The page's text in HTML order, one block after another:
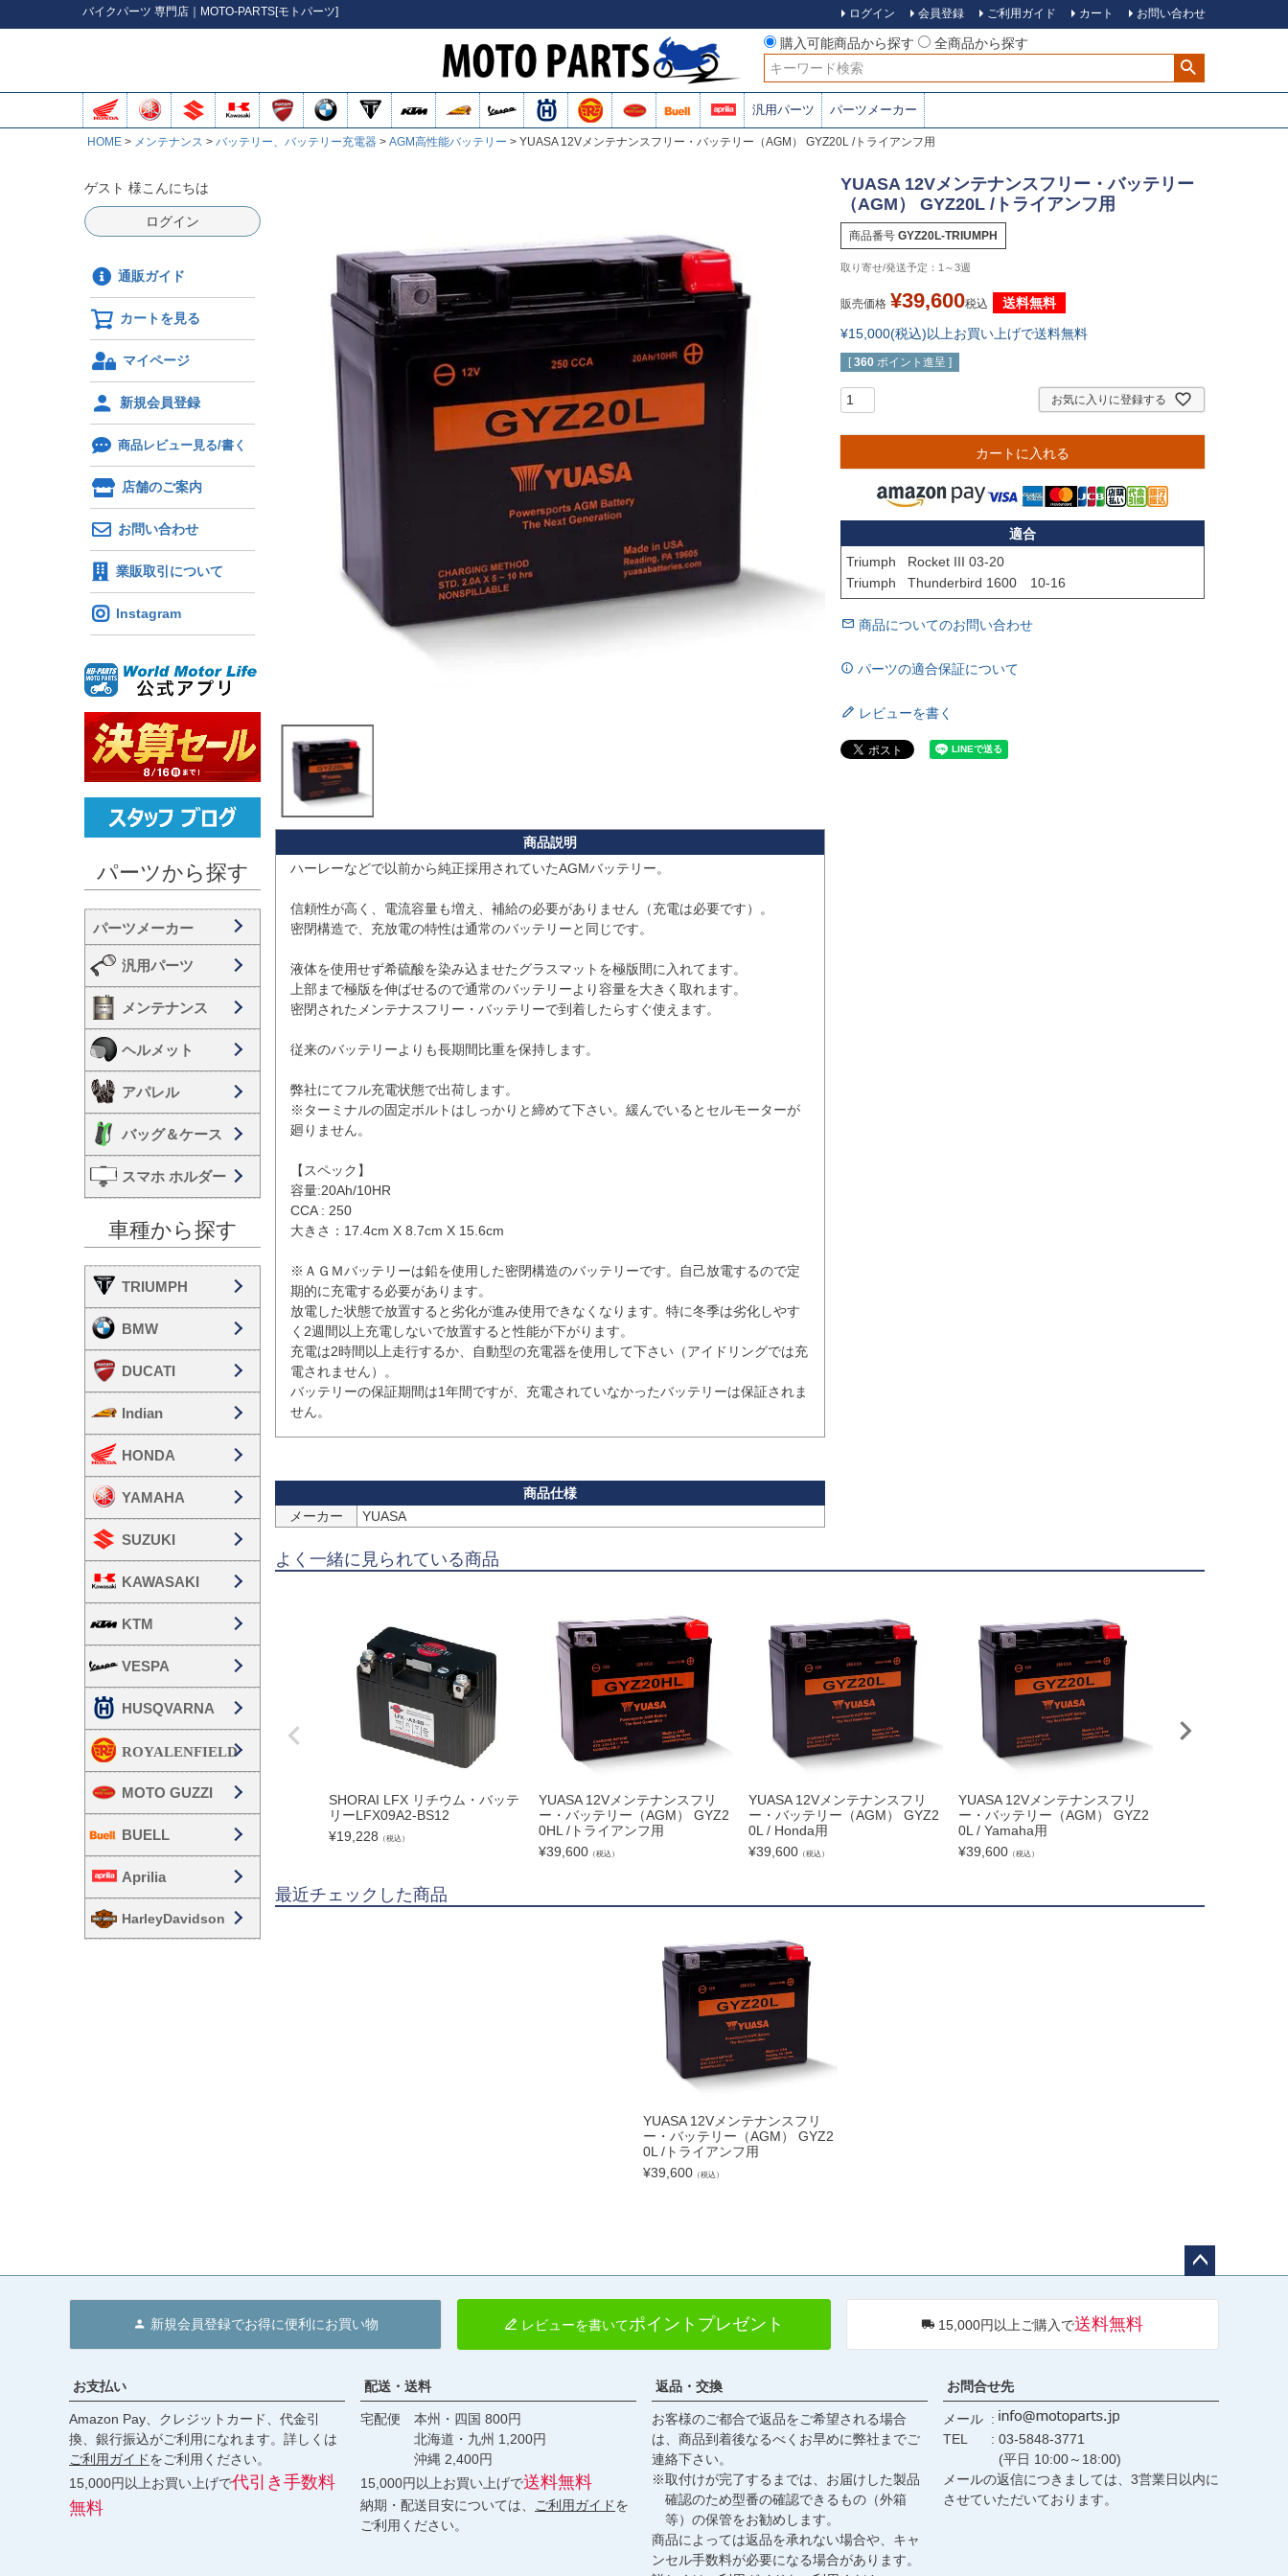
バイクパーツ 専門店｜MOTO-PARTS[モトパーツ] ログイン 会員登録 ご利用ガイド カート お問い合わせ
購入可能商品から探す
全商品から探す
検索
汎用パーツ パーツメーカー
HOME メンテナンス バッテリー、バッテリー充電器 AGM高性能バッテリー YUASA 12Vメンテナンスフリー・バッテリー（AGM） GYZ20L /トライアンフ用
ゲスト 様こんにちは
ログイン
通販ガイド
カートを見る
マイページ
新規会員登録
商品レビュー見る/書く
店舗のご案内
お問い合わせ
業販取引について
Instagram
パーツから探す
汎用パーツ
メンテナンス
ヘルメット
アパレル
バッグ＆ケース
スマホ ホルダー
車種から探す
TRIUMPH
BMW
DUCATI
Indian
HONDA
YAMAHA
SUZUKI
KAWASAKI
KTM
VESPA
HUSQVARNA
MOTO GUZZI
BUELL
Aprilia
HarleyDavidson
ハーレーなどで以前から純正採用されていたAGMバッテリー。
信頼性が高く、電流容量も増え、補給の必要がありません（充電は必要です）。
密閉構造で、充放電の特性は通常のバッテリーと同じです。
液体を使用せず希硫酸を染み込ませたグラスマットを極版間に入れてます。
上部まで極版を伸ばせるので通常のバッテリーより容量を大きく取れます。
密閉されたメンテナスフリー・バッテリーで到着したらすぐ使えます。
従来のバッテリーよりも長期間比重を保持します。
弊社にてフル充電状態で出荷します。
※ターミナルの固定ボルトはしっかりと締めて下さい。緩んでいるとセルモーターが
廻りません。
【スペック】
容量:20Ah/10HR
CCA : 250
大きさ：17.4cm X 8.7cm X 15.6cm
※ＡＧＭバッテリーは鉛を使用した密閉構造のバッテリーです。自己放電するので定
期的に充電する必要があります。
放電した状態で放置すると劣化が進み使用できなくなります。特に冬季は劣化しやす
く2週間以上充電しないで放置すると性能が下がります。
充電は2時間以上走行するか、自動型の充電器を使用して下さい（アイドリングでは充
電されません）。
バッテリーの保証期間は1年間ですが、充電されていなかったバッテリーは保証されま
せん。
メーカー YUASA
YUASA 12Vメンテナンスフリー・バッテリー
（AGM） GYZ20L /トライアンフ用
商品番号 GYZ20L-TRIUMPH
1～3週
販売価格 ¥39,600税込
送料無料
¥15,000(税込)以上お買い上げで送料無料
[ 360 ポイント進呈 ]
お気に入りに登録する
カートに入れる
適合
Triumph	Rocket III	03-20
商品についてのお問い合わせ
パーツの適合保証について
レビューを書く
よく一緒に見られている商品
SHORAI LFX リチウム・バッテ
リーLFX09A2-BS12
¥19,228 （税込）
YUASA 12Vメンテナンスフリ
ー・バッテリー（AGM） GYZ2
0HL /トライアンフ用
¥39,600 （税込）
YUASA 12Vメンテナンスフリ
ー・バッテリー（AGM） GYZ2
0L / Honda用
¥39,600 （税込）
YUASA 12Vメンテナンスフリ
ー・バッテリー（AGM） GYZ2
0L / Yamaha用
¥39,600 （税込）
最近チェックした商品
YUASA 12Vメンテナンスフリ
ー・バッテリー（AGM） GYZ2
0L /トライアンフ用
¥39,600（税込）
へ
新規会員登録でお得に便利にお買い物 レビューを書いてポイントプレゼント 15,000円以上ご購入で送料無料
お支払い
Amazon Pay、クレジットカード、代金引
換、銀行振込がご利用になれます。詳しくは
ご利用ガイドをご利用ください。
15,000円以上お買い上げで代引き手数料
無料
配送・送料
宅配便 本州・四国 800円
北海道・九州 1,200円
沖縄 2,400円
15,000円以上お買い上げで送料無料
納期・配送目安については、 ご利用ガイドを
ご利用ください。
返品・交換
お客様のご都合で返品をご希望される場合
は、商品到着後なるべくお早めに弊社までご
連絡下さい。
※取付けが完了するまでは、お届けした製品
確認のため型番の確認できるもの（外箱
等）の保管をお勧めします。
商品によっては返品を承れない場合や、キャ
ンセル手数料が必要になる場合があります。
お問合せ先
メール
TEL
03-5848-3771
(平日 10:00～18:00)
メールの返信につきましては、3営業日以内に
させていただいております。